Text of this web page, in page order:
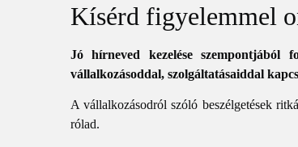
Kísérd figyelemmel
Jó hírneved kezelése szempontjából
vállalkozásoddal, szolgáltatásaiddal
A vállalkozásodról szóló beszélgetések
rólad.